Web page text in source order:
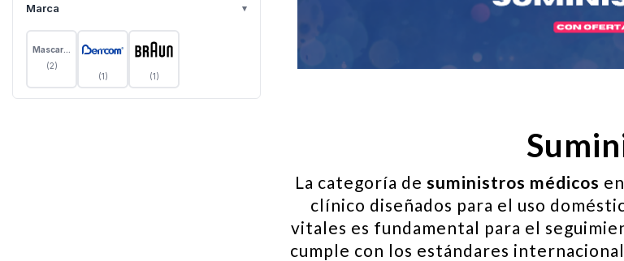
La categoría de suministros médicos
clínico diseñados para el uso
vitales es fundamental para el
cumple con los estándares
Marca ▾
(2)
(1)
(1)